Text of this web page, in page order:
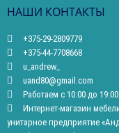
НАШИ КОНТАКТЫ
+375-29-2809779
+375-44-7708668
u_andrew_
uand80@gmail.com
Работаем с 10:00 до 19:00
Интернет-магазин
унитарное предприятие